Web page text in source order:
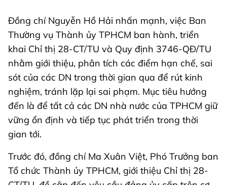
Đồng chí Nguyễn Hồ Hải nhấn mạnh, việc Ban
Thường vụ Thành ủy TPHCM ban hành, triển
khai Chỉ thị 28-CT/TU và Quy định 3746-QĐ/TU
nhằm giới thiệu, phân tích các điểm hạn chế, sai
sót của các DN trong thời gian qua để rút kinh
nghiệm, tránh lặp lại sai phạm. Mục tiêu hướng
đến là để tất cả các DN nhà nước của TPHCM giữ
vững ổn định và tiếp tục phát triển trong thời
gian tới.
Trước đó, đồng chí Ma Xuân Việt, Phó Trưởng ban
Tổ chức Thành ủy TPHCM, giới thiệu Chỉ thị 28-